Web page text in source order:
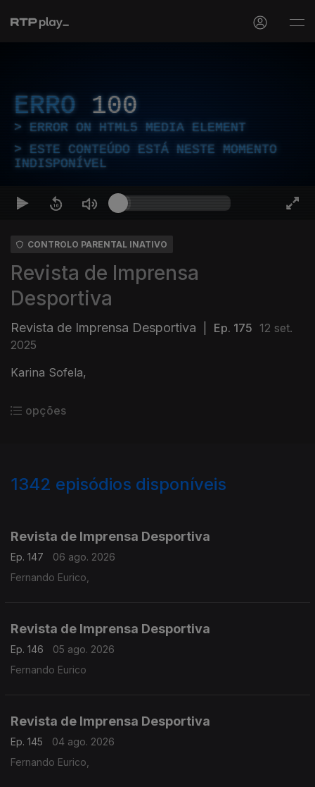
ERRO 100
ERROR ON HTML5 MEDIA ELEMENT
ESTE CONTEÚDO ESTÁ NESTE MOMENTO
INDISPONÍVEL
CONTROLO PARENTAL INATIVO
Revista de Imprensa
Desportiva
Revista de Imprensa Desportiva Ep. 175 12 set.
2025
Karina Sofela,
opções
1342 episódios disponíveis
Revista de Imprensa Desportiva
Ep. 147
06 ago. 2026
Fernando Eurico,
Revista de Imprensa Desportiva
Ep. 146
05 ago. 2026
Fernando Eurico
Revista de Imprensa Desportiva
Ep. 145
04 ago. 2026
Fernando Eurico,